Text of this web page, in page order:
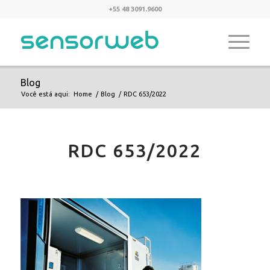
+55 48 3091.9600
Blog
Você está aqui: Home / Blog / RDC 653/2022
RDC 653/2022